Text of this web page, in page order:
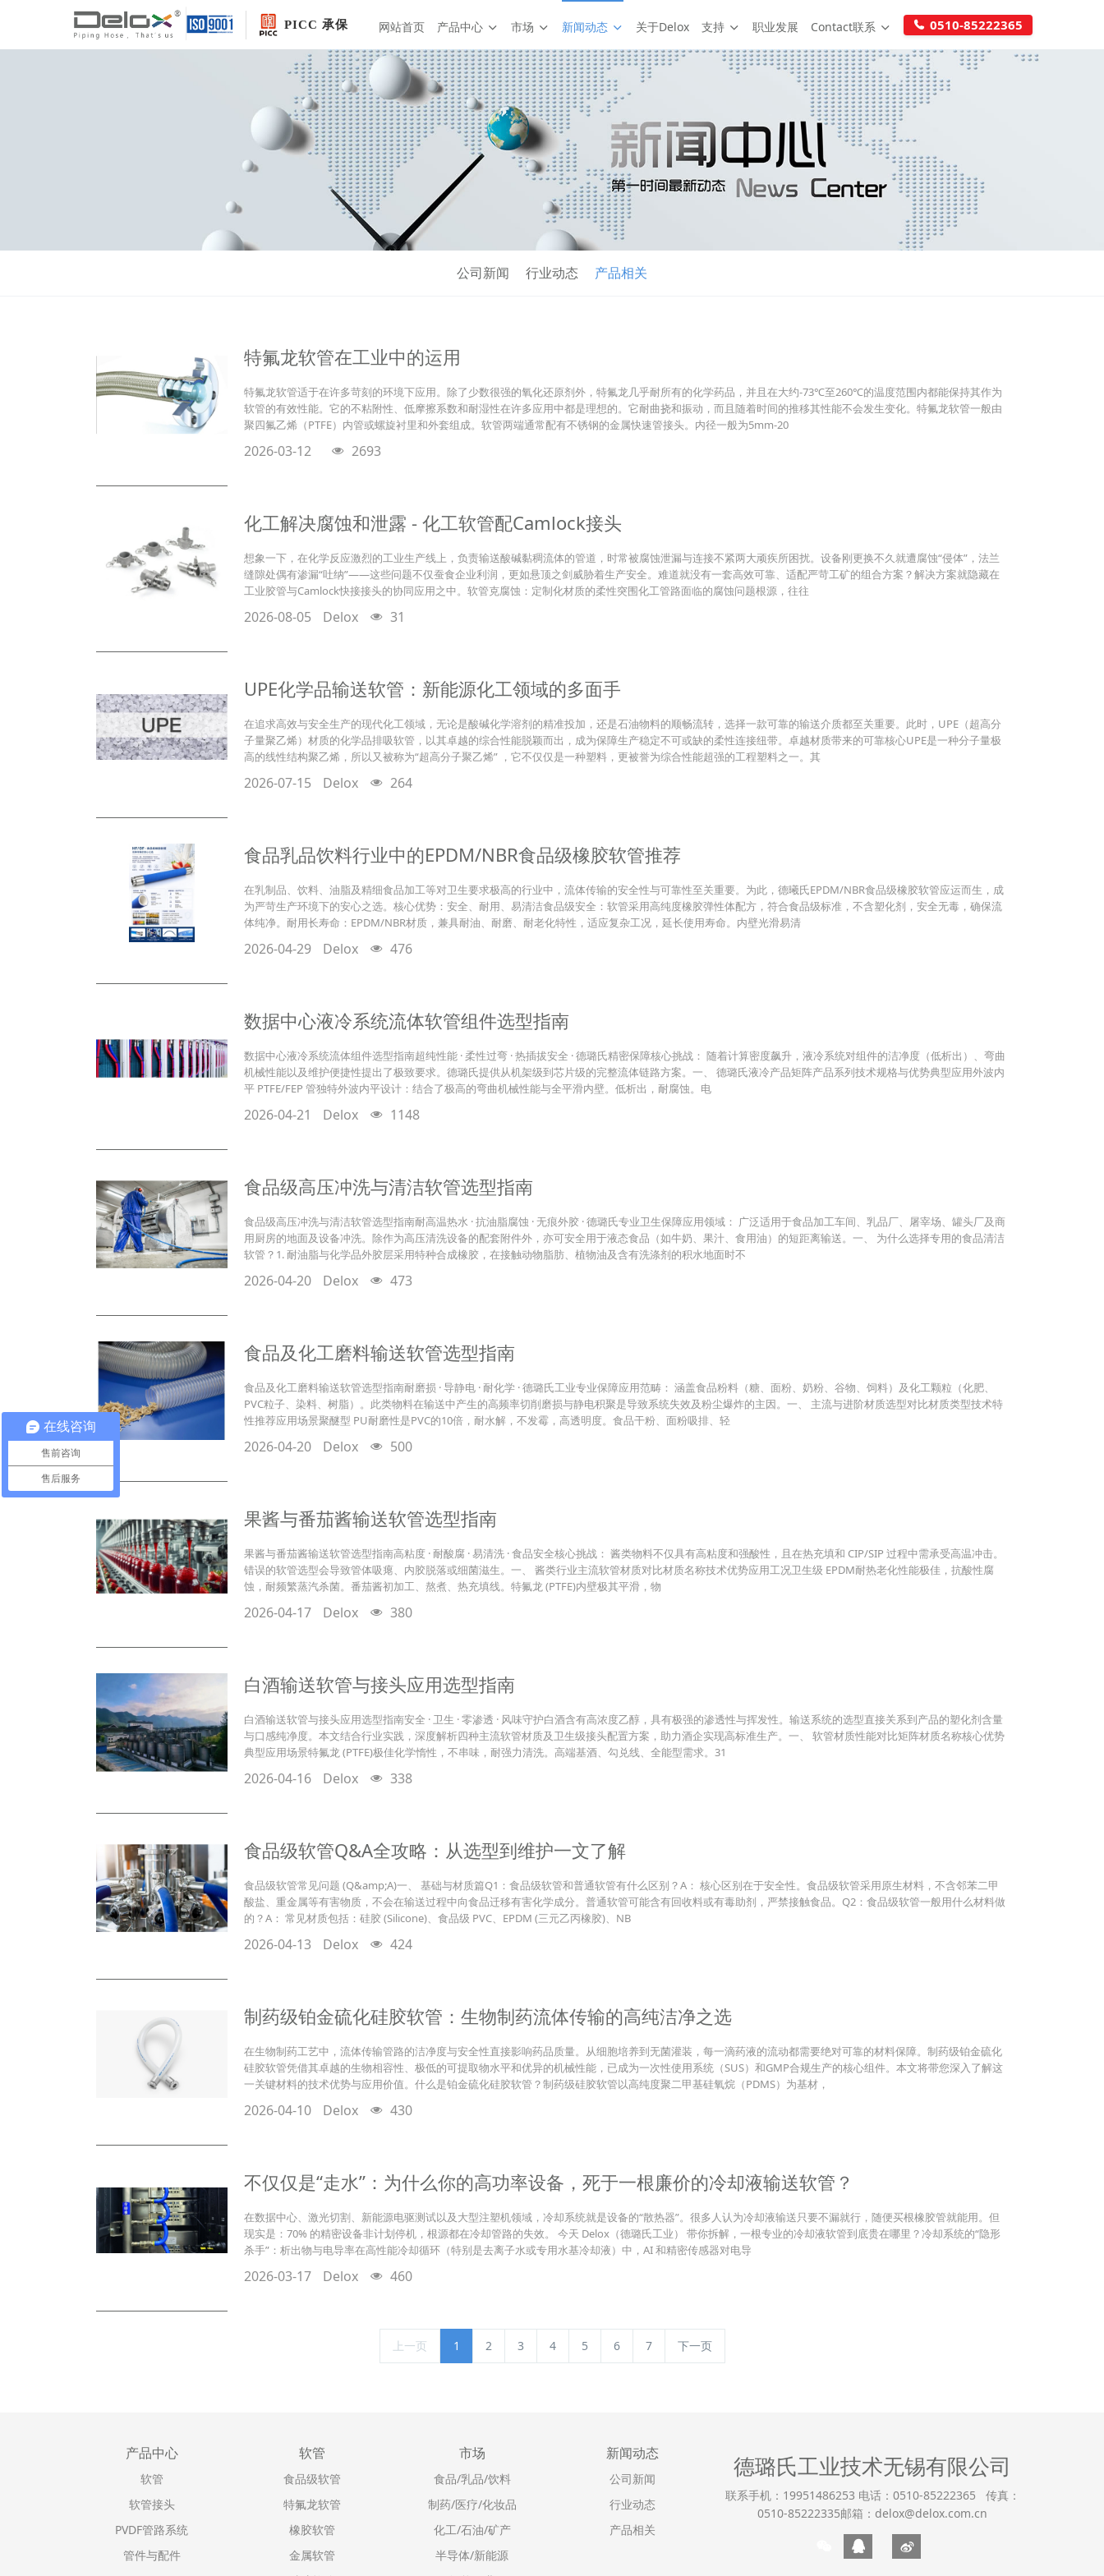
PICC 承保 网站首页 产品中心 市场 新闻动态 关于Delox 支持 职业发展 Contact联系 0510-85222365
公司新闻 行业动态 产品相关
特氟龙软管在工业中的运用
特氟龙软管适于在许多苛刻的环境下应用。除了少数很强的氧化还原剂外，特氟龙几乎耐所有的化学药品，并且在大约-73℃至260℃的温度范围内都能保持其作为
软管的有效性能。它的不粘附性、低摩擦系数和耐湿性在许多应用中都是理想的。它耐曲挠和振动，而且随着时间的推移其性能不会发生变化。特氟龙软管一般由
聚四氟乙烯（PTFE）内管或螺旋衬里和外套组成。软管两端通常配有不锈钢的金属快速管接头。内径一般为5mm-20
2026-03-12 2693
化工解决腐蚀和泄露 - 化工软管配Camlock接头
想象一下，在化学反应激烈的工业生产线上，负责输送酸碱黏稠流体的管道，时常被腐蚀泄漏与连接不紧两大顽疾所困扰。设备刚更换不久就遭腐蚀“侵体”，法兰
缝隙处偶有渗漏“吐纳”——这些问题不仅蚕食企业利润，更如悬顶之剑威胁着生产安全。难道就没有一套高效可靠、适配严苛工矿的组合方案？解决方案就隐藏在
工业胶管与Camlock快接接头的协同应用之中。软管克腐蚀：定制化材质的柔性突围化工管路面临的腐蚀问题根源，往往
2026-08-05 Delox 31
UPE化学品输送软管：新能源化工领域的多面手
在追求高效与安全生产的现代化工领域，无论是酸碱化学溶剂的精准投加，还是石油物料的顺畅流转，选择一款可靠的输送介质都至关重要。此时，UPE（超高分
子量聚乙烯）材质的化学品排吸软管，以其卓越的综合性能脱颖而出，成为保障生产稳定不可或缺的柔性连接纽带。卓越材质带来的可靠核心UPE是一种分子量极
高的线性结构聚乙烯，所以又被称为“超高分子聚乙烯” ，它不仅仅是一种塑料，更被誉为综合性能超强的工程塑料之一。其
2026-07-15 Delox 264
食品乳品饮料行业中的EPDM/NBR食品级橡胶软管推荐
在乳制品、饮料、油脂及精细食品加工等对卫生要求极高的行业中，流体传输的安全性与可靠性至关重要。为此，德曦氏EPDM/NBR食品级橡胶软管应运而生，成
为严苛生产环境下的安心之选。核心优势：安全、耐用、易清洁食品级安全：软管采用高纯度橡胶弹性体配方，符合食品级标准，不含塑化剂，安全无毒，确保流
体纯净。耐用长寿命：EPDM/NBR材质，兼具耐油、耐磨、耐老化特性，适应复杂工况，延长使用寿命。内壁光滑易清
2026-04-29 Delox 476
数据中心液冷系统流体软管组件选型指南
数据中心液冷系统流体组件选型指南超纯性能 · 柔性过弯 · 热插拔安全 · 德璐氏精密保障核心挑战： 随着计算密度飙升，液冷系统对组件的洁净度（低析出）、弯曲
机械性能以及维护便捷性提出了极致要求。德璐氏提供从机架级到芯片级的完整流体链路方案。一、 德璐氏液冷产品矩阵产品系列技术规格与优势典型应用外波内
平 PTFE/FEP 管独特外波内平设计：结合了极高的弯曲机械性能与全平滑内壁。低析出，耐腐蚀。电
2026-04-21 Delox 1148
食品级高压冲洗与清洁软管选型指南
食品级高压冲洗与清洁软管选型指南耐高温热水 · 抗油脂腐蚀 · 无痕外胶 · 德璐氏专业卫生保障应用领域： 广泛适用于食品加工车间、乳品厂、屠宰场、罐头厂及商
用厨房的地面及设备冲洗。除作为高压清洗设备的配套附件外，亦可安全用于液态食品（如牛奶、果汁、食用油）的短距离输送。一、 为什么选择专用的食品清洁
软管？1. 耐油脂与化学品外胶层采用特种合成橡胶，在接触动物脂肪、植物油及含有洗涤剂的积水地面时不
2026-04-20 Delox 473
食品及化工磨料输送软管选型指南
食品及化工磨料输送软管选型指南耐磨损 · 导静电 · 耐化学 · 德璐氏工业专业保障应用范畴： 涵盖食品粉料（糖、面粉、奶粉、谷物、饲料）及化工颗粒（化肥、
PVC粒子、染料、树脂）。此类物料在输送中产生的高频率切削磨损与静电积聚是导致系统失效及粉尘爆炸的主因。一、 主流与进阶材质选型对比材质类型技术特
性推荐应用场景聚醚型 PU耐磨性是PVC的10倍，耐水解，不发霉，高透明度。食品干粉、面粉吸排、轻
2026-04-20 Delox 500
果酱与番茄酱输送软管选型指南
果酱与番茄酱输送软管选型指南高粘度 · 耐酸腐 · 易清洗 · 食品安全核心挑战： 酱类物料不仅具有高粘度和强酸性，且在热充填和 CIP/SIP 过程中需承受高温冲击。
错误的软管选型会导致管体吸瘪、内胶脱落或细菌滋生。一、 酱类行业主流软管材质对比材质名称技术优势应用工况卫生级 EPDM耐热老化性能极佳，抗酸性腐
蚀，耐频繁蒸汽杀菌。番茄酱初加工、熬煮、热充填线。特氟龙 (PTFE)内壁极其平滑，物
2026-04-17 Delox 380
白酒输送软管与接头应用选型指南
白酒输送软管与接头应用选型指南安全 · 卫生 · 零渗透 · 风味守护白酒含有高浓度乙醇，具有极强的渗透性与挥发性。输送系统的选型直接关系到产品的塑化剂含量
与口感纯净度。本文结合行业实践，深度解析四种主流软管材质及卫生级接头配置方案，助力酒企实现高标准生产。一、 软管材质性能对比矩阵材质名称核心优势
典型应用场景特氟龙 (PTFE)极佳化学惰性，不串味，耐强力清洗。高端基酒、勾兑线、全能型需求。31
2026-04-16 Delox 338
食品级软管Q&A全攻略：从选型到维护一文了解
食品级软管常见问题 (Q&amp;A)一、 基础与材质篇Q1：食品级软管和普通软管有什么区别？A： 核心区别在于安全性。食品级软管采用原生材料，不含邻苯二甲
酸盐、重金属等有害物质，不会在输送过程中向食品迁移有害化学成分。普通软管可能含有回收料或有毒助剂，严禁接触食品。Q2：食品级软管一般用什么材料做
的？A： 常见材质包括：硅胶 (Silicone)、食品级 PVC、EPDM (三元乙丙橡胶)、NB
2026-04-13 Delox 424
​制药级铂金硫化硅胶软管：生物制药流体传输的高纯洁净之选
在生物制药工艺中，流体传输管路的洁净度与安全性直接影响药品质量。从细胞培养到无菌灌装，每一滴药液的流动都需要绝对可靠的材料保障。制药级铂金硫化
硅胶软管凭借其卓越的生物相容性、极低的可提取物水平和优异的机械性能，已成为一次性使用系统（SUS）和GMP合规生产的核心组件。本文将带您深入了解这
一关键材料的技术优势与应用价值。什么是铂金硫化硅胶软管？制药级硅胶软管以高纯度聚二甲基硅氧烷（PDMS）为基材，
2026-04-10 Delox 430
不仅仅是“走水”：为什么你的高功率设备，死于一根廉价的冷却液输送软管？
在数据中心、激光切割、新能源电驱测试以及大型注塑机领域，冷却系统就是设备的“散热器”。很多人认为冷却液输送只要不漏就行，随便买根橡胶管就能用。但
现实是：70% 的精密设备非计划停机，根源都在冷却管路的失效。 今天 Delox（德璐氏工业） 带你拆解，一根专业的冷却液软管到底贵在哪里？冷却系统的“隐形
杀手”：析出物与电导率在高性能冷却循环（特别是去离子水或专用水基冷却液）中，AI 和精密传感器对电导
2026-03-17 Delox 460
上一页 1 2 3 4 5 6 7 下一页
产品中心
软管
软管接头
PVDF管路系统
管件与配件
软管
食品级软管
特氟龙软管
橡胶软管
金属软管
市场
食品/乳品/饮料
制药/医疗/化妆品
化工/石油/矿产
半导体/新能源
新闻动态
公司新闻
行业动态
产品相关
德璐氏工业技术无锡有限公司
联系手机：19951486253 电话：0510-85222365 传真：
0510-85222335邮箱：delox@delox.com.cn
在线咨询
售前咨询
售后服务